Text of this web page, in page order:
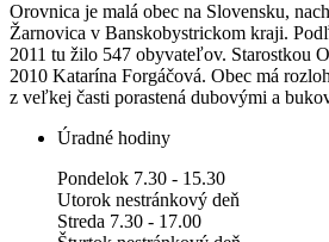
Orovnica je malá obec na Slovensku,
Žarnovica v Banskobystrickom kraji.
2011 tu žilo 547 obyvateľov. Starostkou
2010 Katarína Forgáčová. Obec má
z veľkej časti porastená dubovými a
Úradné hodiny
Pondelok 7.30 - 15.30
Utorok nestránkový deň
Streda 7.30 - 17.00